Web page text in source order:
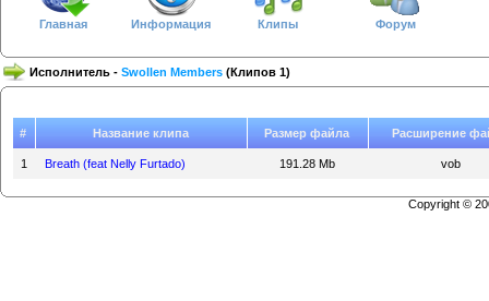
Главная Информация Клипы Форум
Исполнитель - Swollen Members (Клипов 1)
# Название клипа Размер файла Расширение
1 Breath (feat Nelly Furtado) 191.28 Mb vob
Copyright ©